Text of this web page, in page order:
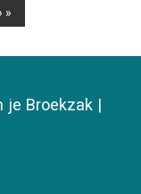
»
je Broekzak |